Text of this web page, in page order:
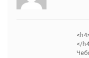
</